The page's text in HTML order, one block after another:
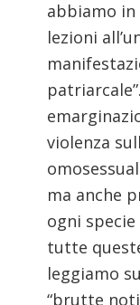
abbiamo in
lezioni
violenza
ma anche
ogni specie
tutte
leggiamo
“brutte